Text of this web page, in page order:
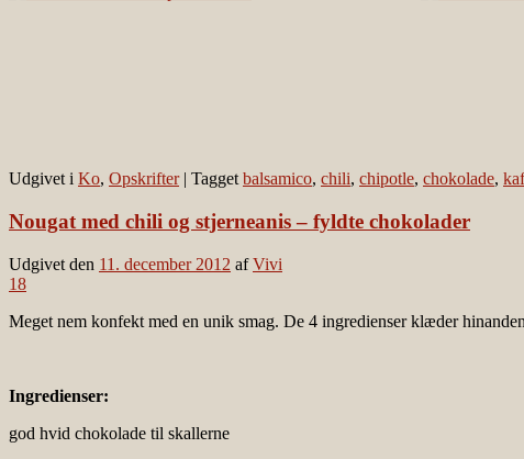
Udgivet i Ko, Opskrifter | Tagget balsamico, chili, chipotle, chokolade,
Nougat med chili og stjerneanis – fyldte chokolader
Udgivet den 11. december 2012 afVivi
18
Meget nem konfekt med en unik smag. De 4 ingredienser klæder
Ingredienser:
god hvid chokolade til skallerne